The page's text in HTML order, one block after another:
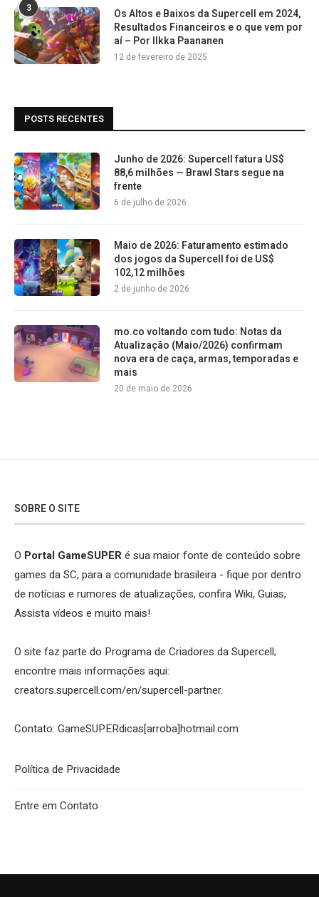
3
Os Altos e Baixos da Supercell em 2024,
Resultados Financeiros e o que vem por
aí – Por Ilkka Paananen
12 de fevereiro de 2025
POSTS RECENTES
Junho de 2026: Supercell fatura US$
88,6 milhões — Brawl Stars segue na
frente
6 de julho de 2026
Maio de 2026: Faturamento estimado
dos jogos da Supercell foi de US$
102,12 milhões
2 de junho de 2026
mo.co voltando com tudo: Notas da
Atualização (Maio/2026) confirmam
nova era de caça, armas, temporadas e
mais
20 de maio de 2026
SOBRE O SITE
O Portal GameSUPERé sua maior fonte de conteúdo sobre
games da SC, para a comunidade brasileira - fique por dentro
de notícias e rumores de atualizações, confira Wiki, Guias,
Assista vídeos e muito mais!
O site faz parte do Programa de Criadores da Supercell;
encontre mais informações aqui:
creators.supercell.com/en/supercell-partner.
Contato: GameSUPERdicas[arroba]hotmail.com
Política de Privacidade
Entre em Contato